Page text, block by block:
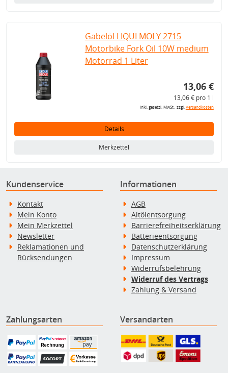
Gabelöl LIQUI MOLY 2715
Motorbike Fork Oil 10W medium
Motorrad 1 Liter
13,06 €
13,06 € pro 1 l
inkl. gesetzl. MwSt., zzgl.Versandkosten
Details
Merkzettel
Kundenservice
Kontakt
Mein Konto
Mein Merkzettel
Newsletter
Reklamationen und
Rücksendungen
Informationen
AGB
Altölentsorgung
Barrierefreiheitserklärung
Batterieentsorgung
Datenschutzerklärung
Impressum
Widerrufsbelehrung
Widerruf des Vertrags
Zahlung & Versand
Zahlungsarten Versandarten